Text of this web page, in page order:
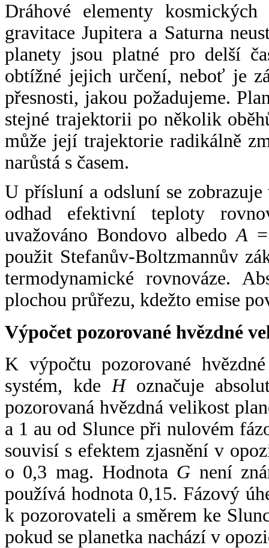
Dráhové elementy
gravitace Jupitera a Saturna
planety jsou platné pro delší
obtížné jejich určení, neboť je
přesnosti, jakou požadujeme.
stejné trajektorii po několik
může její trajektorie radikálně
narůstá s časem.
U přísluní a odsluní se
odhad efektivní teploty
uvažováno Bondovo albedoA
použit Stefanův-Boltzmannův
termodynamické rovnováze.
plochou průřezu, kdežto emise
Výpočet pozorované hvězdné
K výpočtu pozorované
systém, kde Hoznačuje
pozorovaná hvězdná velikost
a 1 au od Slunce při nulovém
souvisí s efektem zjasnění v
o 0,3 mag. Hodnota G není
používá hodnota 0,15. Fázový
k pozorovateli a směrem ke
pokud se planetka nachází v